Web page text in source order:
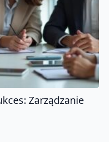
Zarządzanie